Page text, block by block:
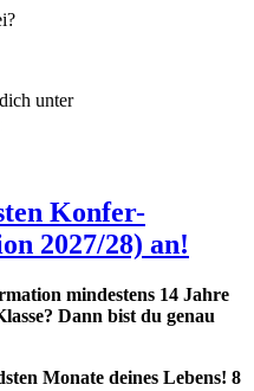
unter
Konfer-
2027/28) an!
mindestens 14 Jahre
Dann bist du genau
Monate deines Lebens! 8